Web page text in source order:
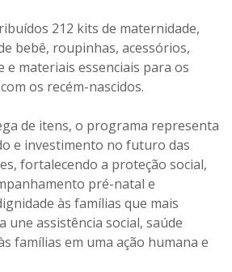
212 kits de maternidade,
bebê, roupinhas, acessórios,
materiais essenciais para os
os recém-nascidos.
de itens, o programa representa
e investimento no futuro das
fortalecendo a proteção social,
pré-natal e
às famílias que mais
une assistência social, saúde
famílias em uma ação humana e